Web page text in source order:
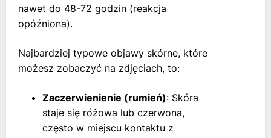
nawet do 48-72 godzin (reakcja
opóźniona).
Najbardziej typowe objawy skórne, które
możesz zobaczyć na zdjęciach, to:
Zaczerwienienie (rumień): Skóra
staje się różowa lub czerwona,
często w miejscu kontaktu z